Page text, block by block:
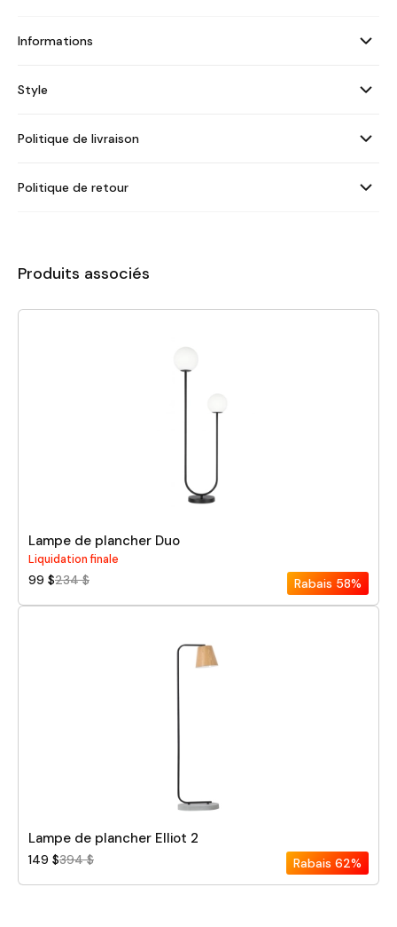
Informations
Style
Politique de livraison
Politique de retour
Produits associés
Lampe de plancher Duo
Liquidation finale
99 $234 $ Rabais 58%
Lampe de plancher Elliot 2
149 $394 $ Rabais 62%